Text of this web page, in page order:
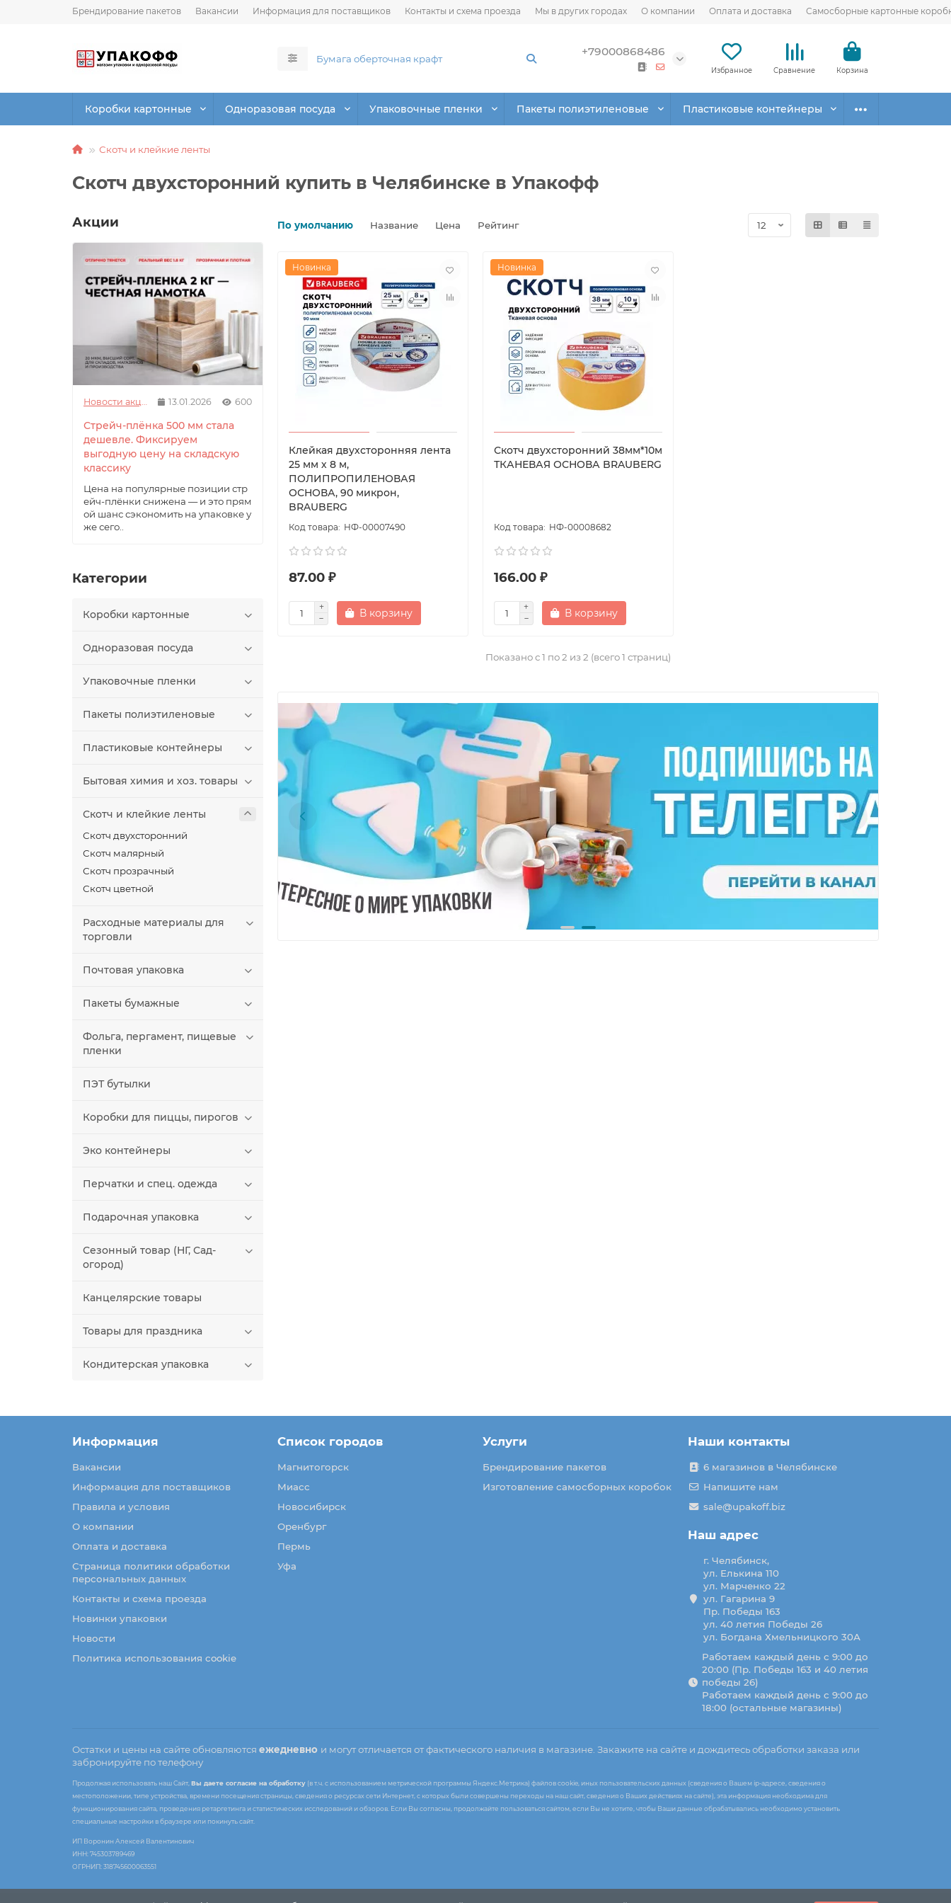
Брендирование пакетов Вакансии Информация для поставщиков Контакты и схема проезда Мы в других городах О компании Оплата и доставка Самосборные картонные
+79000868486
Избранное Сравнение Корзина
Коробки картонные Одноразовая посуда Упаковочные пленки Пакеты полиэтиленовые Пластиковые контейнеры
Скотч и клейкие ленты
Скотч двухсторонний купить в Челябинске в Упакофф
Акции
Новости акции 13.01.2026 600
Стрейч-плёнка 500 мм стала
дешевле. Фиксируем
выгодную цену на складскую
классику
Цена на популярные позиции стр
ейч-плёнки снижена — и это прям
ой шанс сэкономить на упаковке у
же сего..
Категории
Коробки картонные
Одноразовая посуда
Упаковочные пленки
Пакеты полиэтиленовые
Пластиковые контейнеры
Бытовая химия и хоз. товары
Скотч и клейкие ленты
Скотч двухсторонний
Скотч малярный
Скотч прозрачный
Скотч цветной
Расходные материалы для
торговли
Почтовая упаковка
Пакеты бумажные
Фольга, пергамент, пищевые
пленки
ПЭТ бутылки
Коробки для пиццы, пирогов
Эко контейнеры
Перчатки и спец. одежда
Подарочная упаковка
Сезонный товар (НГ, Сад-
огород)
Канцелярские товары
Товары для праздника
Кондитерская упаковка
По умолчанию Название Цена Рейтинг
Новинка
Клейкая двухсторонняя лента
25 мм х 8 м,
ПОЛИПРОПИЛЕНОВАЯ
ОСНОВА, 90 микрон,
BRAUBERG
НФ-00007490
87.00 ₽
В корзину
Новинка
Скотч двухсторонний 38мм*10м
ТКАНЕВАЯ ОСНОВА BRAUBERG
НФ-00008682
166.00 ₽
В корзину
Показано с 1 по 2 из 2 (всего 1 страниц)
Информация
Вакансии
Информация для поставщиков
Правила и условия
О компании
Оплата и доставка
Страница политики обработки
персональных данных
Контакты и схема проезда
Новинки упаковки
Новости
Политика использования cookie
Список городов
Магнитогорск
Миасс
Новосибирск
Оренбург
Пермь
Уфа
Услуги
Брендирование пакетов
Изготовление самосборных коробок
Наши контакты
6 магазинов в Челябинске
Напишите нам
sale@upakoff.biz
Наш адрес
г. Челябинск,
ул. Елькина 110
ул. Марченко 22
ул. Гагарина 9
Пр. Победы 163
ул. 40 летия Победы 26
ул. Богдана Хмельницкого 30А
Работаем каждый день с 9:00 до
20:00 (Пр. Победы 163 и 40 летия
победы 26)
Работаем каждый день с 9:00 до
18:00 (остальные магазины)
Остатки и цены на сайте обновляются ежедневно и могут отличается от фактического наличия в магазине. Закажите на сайте и дождитесь обработки заказа или
забронируйте по телефону
Продолжая использовать наш Сайт, Вы даете согласие на обработку (в т.ч. с использованием метрической программы Яндекс.Метрика) файлов cookie, иных пользовательских данных (сведения о Вашем ip-адресе, сведения о
местоположении, типе устройства, времени посещения страницы, сведения о ресурсах сети Интернет, с которых были совершены переходы на наш сайт, сведения о Ваших действиях на сайте), эта информация необходима для
функционирования сайта, проведения ретаргетинга и статистических исследований и обзоров. Если Вы согласны, продолжайте пользоваться сайтом, если Вы не хотите, чтобы Ваши данные обрабатывались необходимо установить
специальные настройки в браузере или покинуть сайт.
ИП Воронин Алексей Валентинович
ИНН: 745303789469
ОГРНИП: 318745600063551